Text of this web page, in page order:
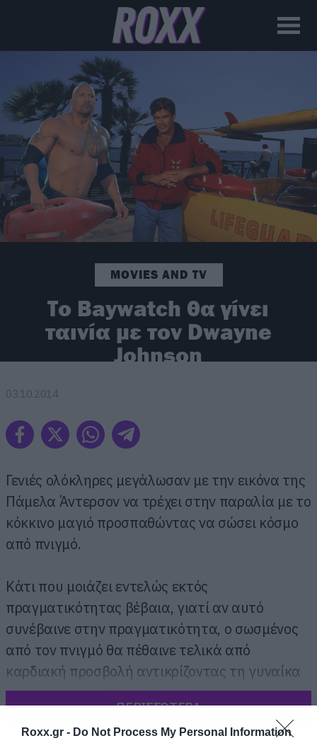
Roxx.gr - Do Not Process My Personal Information
MOVIES AND TV
Το Baywatch θα γίνει
ταινία με τον Dwayne
Johnson
03.10.2014
Γενιές ολόκληρες μεγάλωσαν με την εικόνα της
Πάμελα Άντερσον να τρέχει στην παραλία με το
κόκκινο μαγιό προσπαθώντας να σώσει κόσμο
από πνιγμό.
Κάτι που μοιάζει εντελώς εκτός
πραγματικότητας βέβαια, γιατί αν αυτό
συνέβαινε στην πραγματικότητα, ο σωσμένος
από τον πνιγμό θα πέθαινε τελικά από
καρδιακή προσβολή αντικρίζοντας τη γυναίκα
που τον έσωσε. Αλλά αυτή είναι μία δική μας
ΠΕΡΙΣΣΟΤΕΡΑ